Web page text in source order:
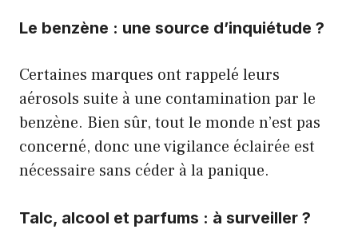
Le benzène : une source d’inquiétude ?
Certaines marques ont rappelé leurs
aérosols suite à une contamination par le
benzène. Bien sûr, tout le monde n’est pas
concerné, donc une vigilance éclairée est
nécessaire sans céder à la panique.
Talc, alcool et parfums : à surveiller ?